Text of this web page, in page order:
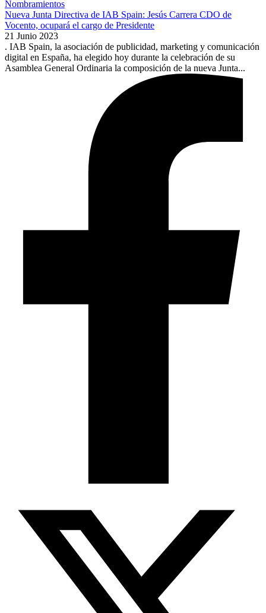
Nombramientos
Nueva Junta Directiva de IAB Spain: Jesús Carrera CDO de
Vocento, ocupará el cargo de Presidente
21 Junio 2023
. IAB Spain, la asociación de publicidad, marketing y comunicación
digital en España, ha elegido hoy durante la celebración de su
Asamblea General Ordinaria la composición de la nueva Junta...